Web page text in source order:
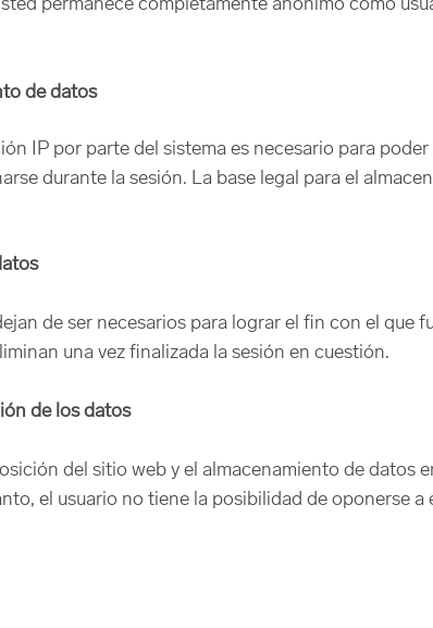
permanece completamente anónimo como
de datos
IP por parte del sistema es necesario para
durante la sesión. La base legal para el
de ser necesarios para lograr el fin con el que
una vez finalizada la sesión en cuestión.
de los datos
del sitio web y el almacenamiento de datos
el usuario no tiene la posibilidad de oponerse a